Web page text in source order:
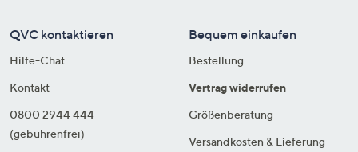
QVC kontaktieren
Hilfe-Chat
Kontakt
0800 2944 444
(gebührenfrei)
Bequem einkaufen
Bestellung
Vertrag widerrufen
Größenberatung
Versandkosten & Lieferung